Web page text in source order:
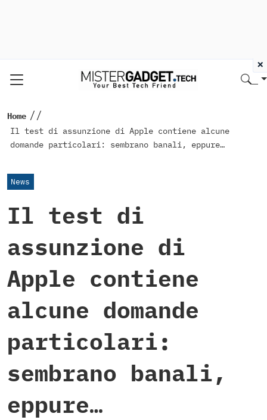
Home //
Il test di assunzione di Apple contiene alcune
domande particolari: sembrano banali, eppure…
News
Il test di
assunzione di
Apple contiene
alcune domande
particolari:
sembrano banali,
eppure…
×